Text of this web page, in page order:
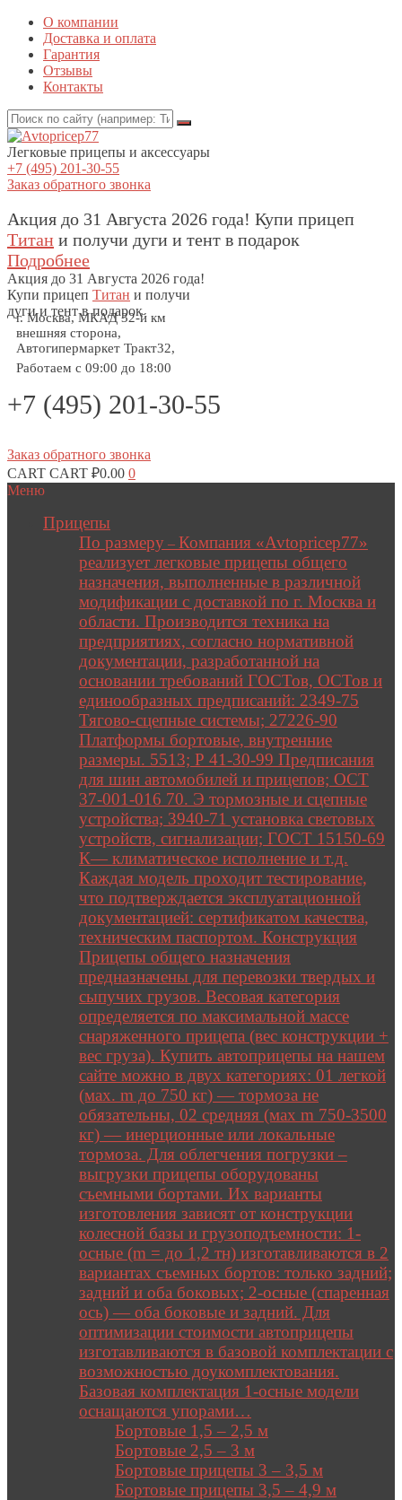
О компании
Доставка и оплата
Гарантия
Отзывы
Контакты
Легковые прицепы и аксессуары
+7 (495) 201-30-55
Заказ обратного звонка
Акция до 31 Августа 2026 года! Купи прицеп
Титан и получи дуги и тент в подарок
Подробнее
Акция до 31 Августа 2026 года!
Купи прицеп Титан и получи
дуги и тент в подарок
г. Москва, МКАД 32-й км
внешняя сторона,
Автогипермаркет Тракт32,
Работаем с 09:00 до 18:00
+7 (495) 201-30-55
Заказ обратного звонка
CART CART ₽0.00 0
Меню
Прицепы
По размеру – Компания «Avtopricep77»
реализует легковые прицепы общего
назначения, выполненные в различной
модификации с доставкой по г. Москва и
области. Производится техника на
предприятиях, согласно нормативной
документации, разработанной на
основании требований ГОСТов, ОСТов и
единообразных предписаний: 2349-75
Тягово-сцепные системы; 27226-90
Платформы бортовые, внутренние
размеры. 5513; Р 41-30-99 Предписания
для шин автомобилей и прицепов; ОСТ
37-001-016 70. Э тормозные и сцепные
устройства; 3940-71 установка световых
устройств, сигнализации; ГОСТ 15150-69
К— климатическое исполнение и т.д.
Каждая модель проходит тестирование,
что подтверждается эксплуатационной
документацией: сертификатом качества,
техническим паспортом. Конструкция
Прицепы общего назначения
предназначены для перевозки твердых и
сыпучих грузов. Весовая категория
определяется по максимальной массе
снаряженного прицепа (вес конструкции +
вес груза). Купить автоприцепы на нашем
сайте можно в двух категориях: 01 легкой
(мах. m до 750 кг) — тормоза не
обязательны, 02 средняя (мах m 750-3500
кг) — инерционные или локальные
тормоза. Для облегчения погрузки –
выгрузки прицепы оборудованы
съемными бортами. Их варианты
изготовления зависят от конструкции
колесной базы и грузоподъемности: 1-
осные (m = до 1,2 тн) изготавливаются в 2
вариантах съемных бортов: только задний;
задний и оба боковых; 2-осные (спаренная
ось) — оба боковые и задний. Для
оптимизации стоимости автоприцепы
изготавливаются в базовой комплектации с
возможностью доукомплектования.
Базовая комплектация 1-осные модели
оснащаются упорами…
Бортовые 1,5 – 2,5 м
Бортовые 2,5 – 3 м
Бортовые прицепы 3 – 3,5 м
Бортовые прицепы 3,5 – 4,9 м